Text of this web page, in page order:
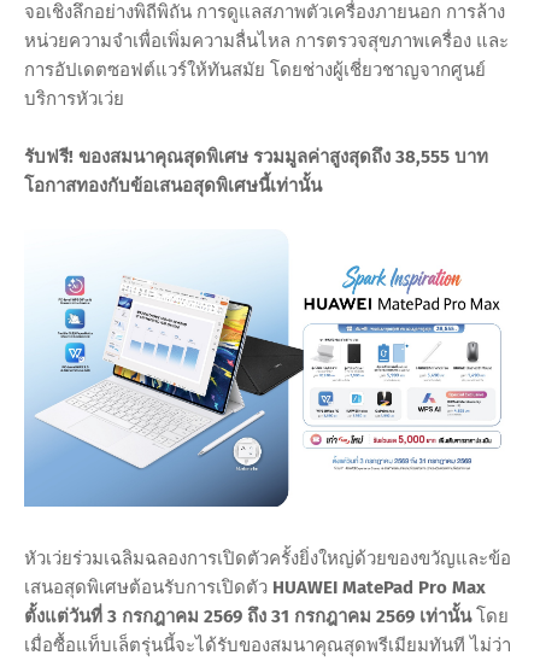
จอเชิงลึกอย่างพิถีพิถัน การดูแลสภาพตัวเครื่องภายนอก การล้าง
หน่วยความจำเพื่อเพิ่มความลื่นไหล การตรวจสุขภาพเครื่อง และ
การอัปเดตซอฟต์แวร์ให้ทันสมัย โดยช่างผู้เชี่ยวชาญจากศูนย์
บริการหัวเว่ย
รับฟรี! ของสมนาคุณสุดพิเศษ รวมมูลค่าสูงสุดถึง 38,555 บาท
โอกาสทองกับข้อเสนอสุดพิเศษนี้เท่านั้น
หัวเว่ยร่วมเฉลิมฉลองการเปิดตัวครั้งยิ่งใหญ่ด้วยของขวัญและข้อ
เสนอสุดพิเศษต้อนรับการเปิดตัว HUAWEI MatePad Pro Max
ตั้งแต่วันที่ 3 กรกฎาคม 2569 ถึง 31 กรกฎาคม 2569 เท่านั้นโดย
เมื่อซื้อแท็บเล็ตรุ่นนี้จะได้รับของสมนาคุณสุดพรีเมียมทันที ไม่ว่า